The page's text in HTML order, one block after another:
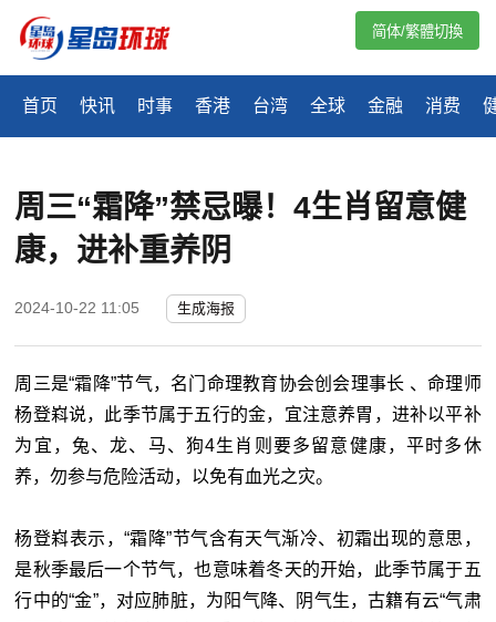
首页 快讯 时事 香港 台湾 全球 金融 消费
简体/繁體切換
周三“霜降”禁忌曝！4生肖留意健
康，进补重养阴
2024-10-22 11:05 生成海报
周三是“霜降”节气，名门命理教育协会创会理事长 、命理师
杨登嵙说，此季节属于五行的金，宜注意养胃，进补以平补
为宜，兔、龙、马、狗4生肖则要多留意健康，平时多休
养，勿参与危险活动，以免有血光之灾。
杨登嵙表示，“霜降”节气含有天气渐冷、初霜出现的意思，
是秋季最后一个节气，也意味着冬天的开始，此季节属于五
行中的“金”，对应肺脏，为阳气降、阴气生，古籍有云“气肃